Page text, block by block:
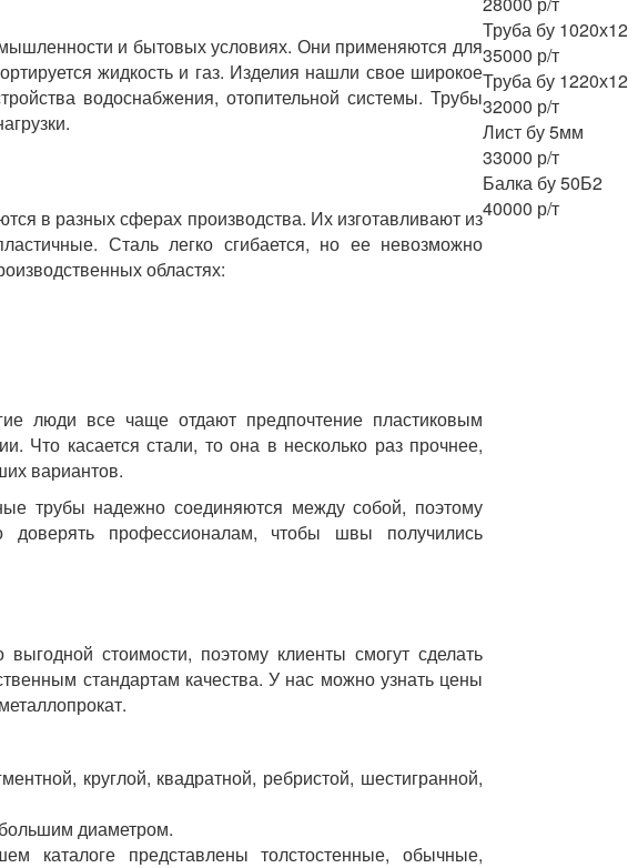
и бытовых условиях. Они применяются для
жидкость и газ. Изделия нашли свое широкое
водоснабжения, отопительной системы. Трубы
в разных сферах производства. Их изготавливают из
Сталь легко сгибается, но ее невозможно
областях:
люди все чаще отдают предпочтение пластиковым
Что касается стали, то она в несколько раз прочнее,
вариантов.
трубы надежно соединяются между собой, поэтому
профессионалам, чтобы швы получились
стоимости, поэтому клиенты смогут сделать
стандартам качества. У нас можно узнать цены
круглой, квадратной, ребристой, шестигранной,
диаметром.
каталоге представлены толстостенные, обычные,
Труба бу 1020х12
35000 р/т
Труба бу 1220х12
32000 р/т
Лист бу 5мм
33000 р/т
Балка бу 50Б2
40000 р/т